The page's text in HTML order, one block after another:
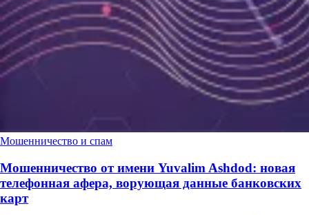
Мошенничество и спам
Мошенничество от имени Yuvalim Ashdod: новая
телефонная афера, ворующая данные банковских
карт